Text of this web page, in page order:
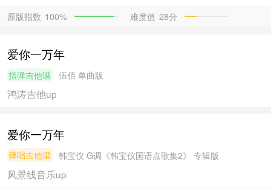
原版指数 100% 难度值 28分
爱你一万年
指弹吉他谱 伍佰 单曲版
鸿涛吉他up
爱你一万年
弹唱吉他谱 韩宝仪 G调《韩宝仪国语点歌集2》 专辑版
风景线音乐up